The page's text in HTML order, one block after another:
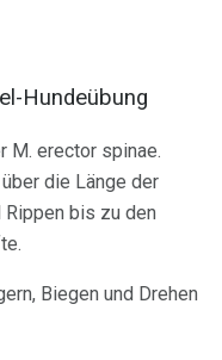
Hundeübung
M. erector spinae.
die Länge der
Rippen bis zu den
Biegen und Drehen